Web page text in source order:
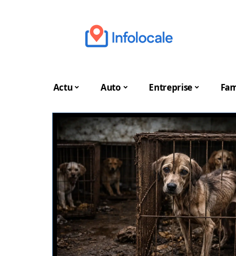
Actu Auto Entreprise